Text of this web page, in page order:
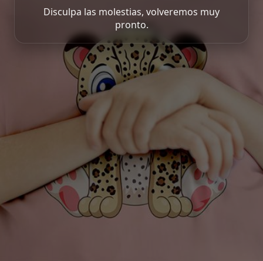
Disculpa las molestias, volveremos muy
pronto.